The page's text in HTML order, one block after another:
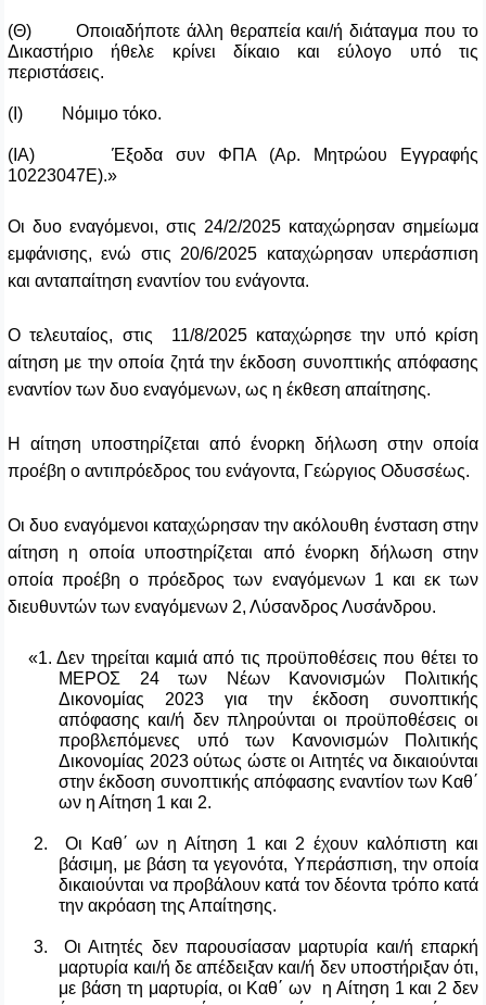
(Θ) Οποιαδήποτε άλλη θεραπεία και/ή διάταγμα που το
Δικαστήριο ήθελε κρίνει δίκαιο και εύλογο υπό τις
περιστάσεις.
(Ι) Νόμιμο τόκο.
(ΙΑ) Έξοδα συν ΦΠΑ (Αρ. Μητρώου Εγγραφής
10223047Ε).»
Οι δυο εναγόμενοι, στις 24/2/2025 καταχώρησαν σημείωμα
εμφάνισης, ενώ στις 20/6/2025 καταχώρησαν υπεράσπιση
και ανταπαίτηση εναντίον του ενάγοντα.
Ο τελευταίος, στις 11/8/2025 καταχώρησε την υπό κρίση
αίτηση με την οποία ζητά την έκδοση συνοπτικής απόφασης
εναντίον των δυο εναγόμενων, ως η έκθεση απαίτησης.
Η αίτηση υποστηρίζεται από ένορκη δήλωση στην οποία
προέβη ο αντιπρόεδρος του ενάγοντα, Γεώργιος Οδυσσέως.
Οι δυο εναγόμενοι καταχώρησαν την ακόλουθη ένσταση στην
αίτηση η οποία υποστηρίζεται από ένορκη δήλωση στην
οποία προέβη ο πρόεδρος των εναγόμενων 1 και εκ των
διευθυντών των εναγόμενων 2, Λύσανδρος Λυσάνδρου.
«1. Δεν τηρείται καμιά από τις προϋποθέσεις που θέτει το
ΜΕΡΟΣ 24 των Νέων Κανονισμών Πολιτικής
Δικονομίας 2023 για την έκδοση συνοπτικής
απόφασης και/ή δεν πληρούνται οι προϋποθέσεις οι
προβλεπόμενες υπό των Κανονισμών Πολιτικής
Δικονομίας 2023 ούτως ώστε οι Αιτητές να δικαιούνται
στην έκδοση συνοπτικής απόφασης εναντίον των Καθ΄
ων η Αίτηση 1 και 2.
2. Οι Καθ΄ ων η Αίτηση 1 και 2 έχουν καλόπιστη και
βάσιμη, με βάση τα γεγονότα, Υπεράσπιση, την οποία
δικαιούνται να προβάλουν κατά τον δέοντα τρόπο κατά
την ακρόαση της Απαίτησης.
3. Οι Αιτητές δεν παρουσίασαν μαρτυρία και/ή επαρκή
μαρτυρία και/ή δε απέδειξαν και/ή δεν υποστήριξαν ότι,
με βάση τη μαρτυρία, οι Καθ΄ ων η Αίτηση 1 και 2 δεν